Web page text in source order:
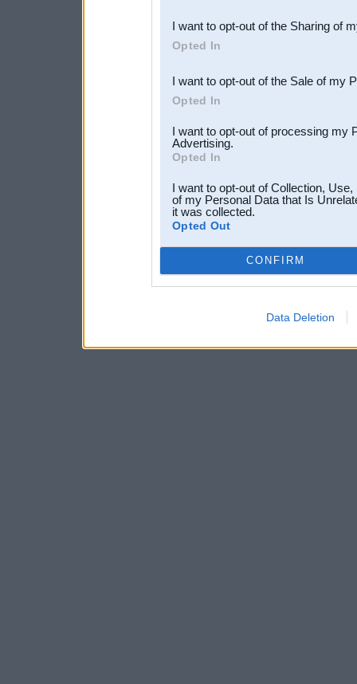
Downstream Participants
third parties.
I want to opt-out of the Sharing of
Opted In
I want to opt-out of the Sale of my
Opted In
I want to opt-out of processing my
Advertising.
Opted In
I want to opt-out of Collection,
of my Personal Data that Is
it was collected.
Opted Out
CONFIRM
Data Deletion